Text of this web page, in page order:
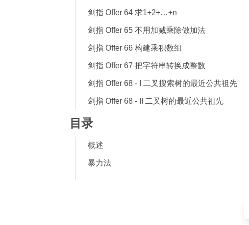
剑指 Offer 64 求1+2+…+n
剑指 Offer 65 不用加减乘除做加法
剑指 Offer 66 构建乘积数组
剑指 Offer 67 把字符串转换成整数
剑指 Offer 68 - I 二叉搜索树的最近公共祖先
剑指 Offer 68 - II 二叉树的最近公共祖先
目录
概述
暴力法